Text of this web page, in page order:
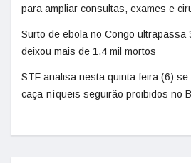
para ampliar consultas, exames e
Surto de ebola no Congo ultrapassa
deixou mais de 1,4 mil mortos
STF analisa nesta quinta-feira (6)
caça-níqueis seguirão proibidos no